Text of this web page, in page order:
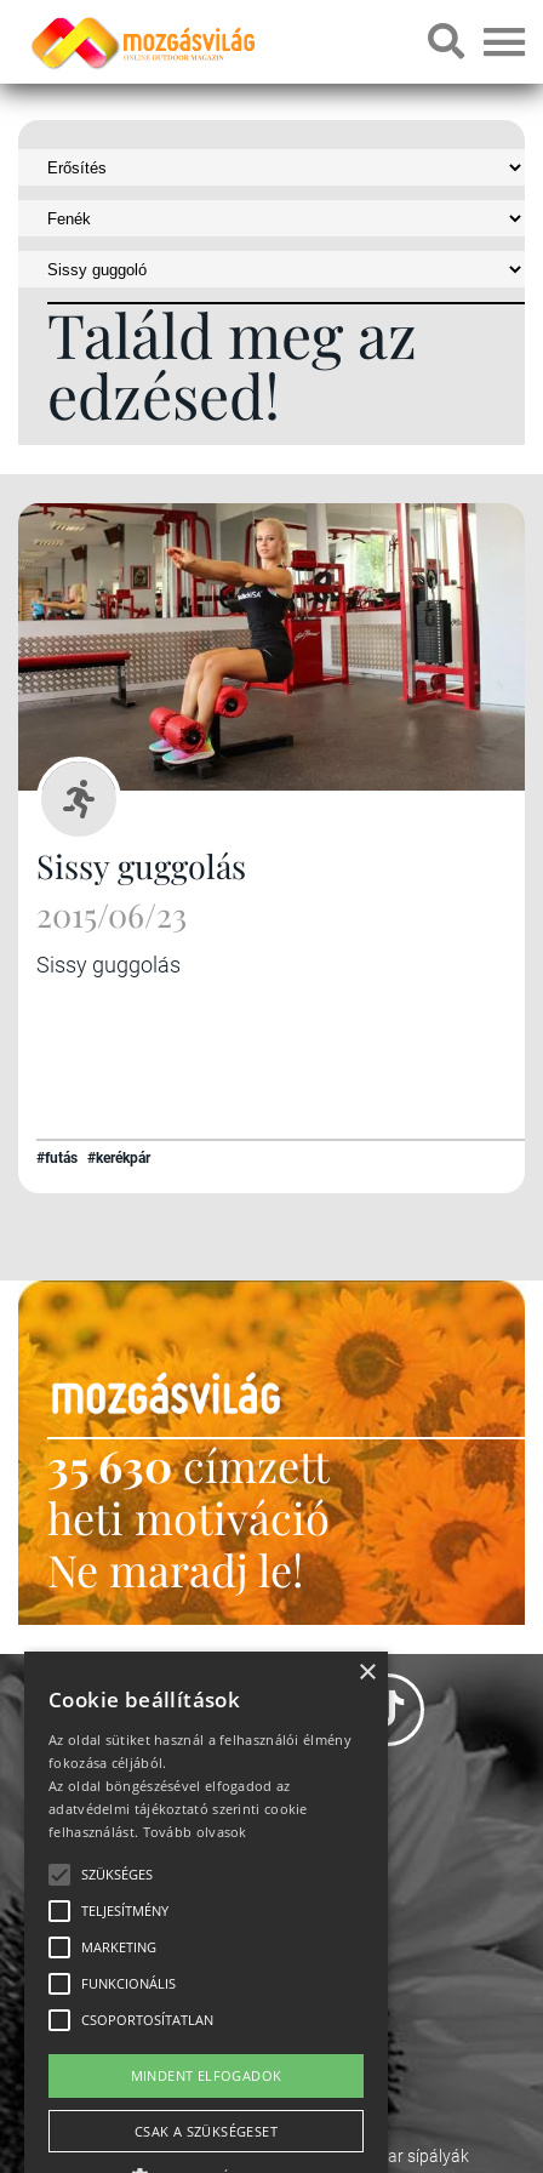
Találd meg az
edzésed!
Sissy guggolás
2015/06/23
Sissy guggolás
#futás #kerékpár
35 630címzett
heti motiváció
Ne maradj le!
Adatvédelem
Impresszum-kapcsolat
English
Ebike Osztrák sípályák Magyar sípályák
×
Cookie beállítások
Az oldal sütiket használ a felhasználói élmény
fokozása céljából.
Az oldal böngészésével elfogadod az
adatvédelmi tájékoztató szerinti cookie
felhasználást. Tovább olvasok
SZÜKSÉGES
TELJESÍTMÉNY
MARKETING
FUNKCIONÁLIS
CSOPORTOSÍTATLAN
MINDENT ELFOGADOK
CSAK A SZÜKSÉGESET